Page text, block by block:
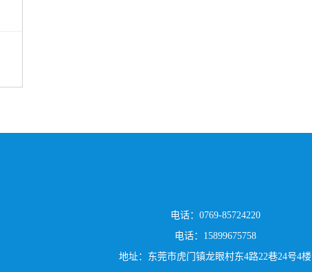
电话：0769-85724220
电话：15899675758
地址：东莞市虎门镇龙眼村东4路22巷24号4楼